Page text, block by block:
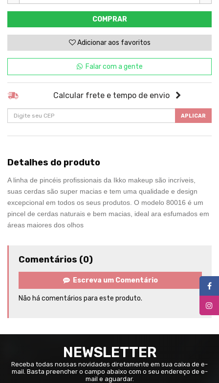
COMPRAR
Adicionar aos favoritos
Falar com a gente
Calcular frete e tempo de envio
APLICAR
Detalhes do produto
A linha de pincéis profissionais da Ikko makeup são incríveis,
suas cerdas são super macias e tem uma qualidade e design
excepcional em todos os seus produtos. O modelo 80016 é um
pincel de cerdas naturais e bem macias, ideal ara esfumados em
áreas maiores dos olhos
Comentários (0)
Escreva um Comentário
Não há comentários para este produto.
NEWSLETTER
Receba todas nossas novidades diretamente em sua caixa de e-
mail. Basta preencher o campo abaixo com o seu endereço de e-
mail e aguardar.